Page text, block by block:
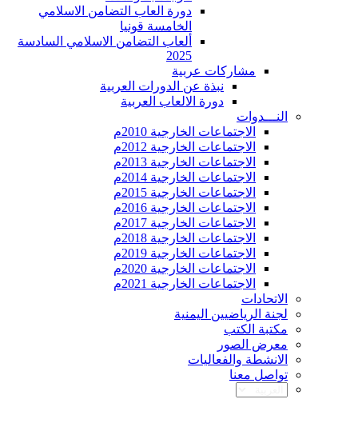
دورة العاب التضامن الاسلامي
الخامسة قونيا
ألعاب التضامن الاسلامي السادسة
2025
مشاركات عربية
نبذة عن الدورات العربية
دورة الالعاب العربية
النـــدوات
الاجتماعات الخارجية 2010م
الاجتماعات الخارجية 2012م
الاجتماعات الخارجية 2013م
الاجتماعات الخارجية 2014م
الاجتماعات الخارجية 2015م
الاجتماعات الخارجية 2016م
الاجتماعات الخارجية 2017م
الاجتماعات الخارجية 2018م
الاجتماعات الخارجية 2019م
الاجتماعات الخارجية 2020م
الاجتماعات الخارجية 2021م
الاتحادات
لجنة الرياضيين اليمنية
مكتبة الكتب
معرض الصور
الانشطة والفعاليات
تواصل معنا